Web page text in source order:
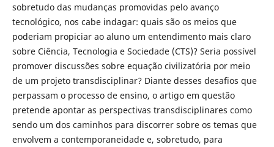
sobretudo das mudanças promovidas pelo avanço
tecnológico, nos cabe indagar: quais são os meios que
poderiam propiciar ao aluno um entendimento mais claro
sobre Ciência, Tecnologia e Sociedade (CTS)? Seria possível
promover discussões sobre equação civilizatória por meio
de um projeto transdisciplinar? Diante desses desafios que
perpassam o processo de ensino, o artigo em questão
pretende apontar as perspectivas transdisciplinares como
sendo um dos caminhos para discorrer sobre os temas que
envolvem a contemporaneidade e, sobretudo, para